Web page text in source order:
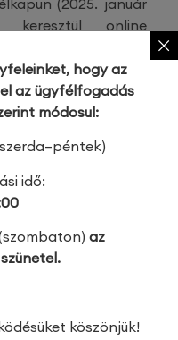
(2025. január
keresztül online
és további
nem módosítja a
július 1-ig
ÖVTJ’25
TEÁOR’08-ban/
fordítókulcs
hogy azokat a
hogy az
az ügyfélfogadás
módosul:
idő:
az
köszönjük!